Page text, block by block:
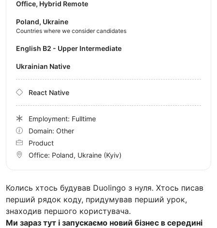
Колись хтось будував Duolingo з нуля. Хтось писав
перший рядок коду, придумував перший урок,
знаходив першого користувача.
Ми зараз тут і запускаємо новий бізнес в середині
Office, Hybrid Remote
Poland, Ukraine
Countries where we consider candidates
English B2 - Upper Intermediate
Ukrainian Native
React Native
Employment: Fulltime
Domain: Other
Product
Office: Poland, Ukraine (Kyiv)